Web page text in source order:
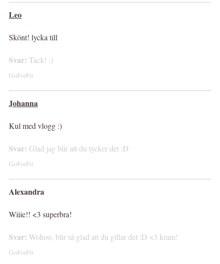
Leo
Skönt! lycka till
Svar: Tack! :)
GoForFit
Johanna
Kul med vlogg :)
Svar: Glad jag blir att du tycker det :D
GoForFit
Alexandra
Wiiie!! <3 superbra!
Svar: Wohoo, blir så glad att du gillar det :D <3 kram!
GoForFit